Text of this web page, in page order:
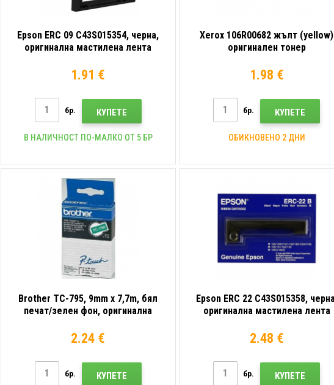
Epson ERC 09 C43S015354, черна,
оригинална мастилена лента
1.91 €
бр. КУПЕТЕ
В НАЛИЧНОСТ ПО-МАЛКО ОТ 5 БР
Xerox 106R00682 жълт (yellow)
оригинален тонер
1.98 €
бр. КУПЕТЕ
ОБИКНОВЕНО 2 ДНИ
Brother TC-795, 9mm x 7,7m, бял
печат/зелен фон, оригинална
2.24 €
бр. КУПЕТЕ
Epson ERC 22 C43S015358,
оригинална мастилена лента
2.48 €
бр. КУПЕТЕ